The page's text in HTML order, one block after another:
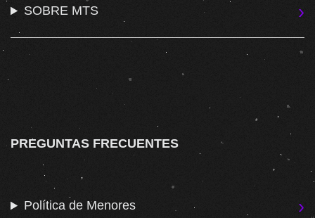
SOBRE MTS
PREGUNTAS FRECUENTES
Política de Menores